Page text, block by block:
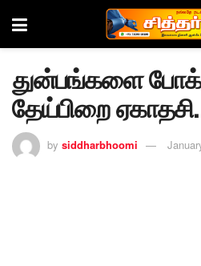
துன்பங்களை
தேய்பிறை ஏகாதசி.
by siddharbhoomi